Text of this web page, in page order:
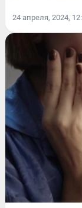
24 апреля, 2024,